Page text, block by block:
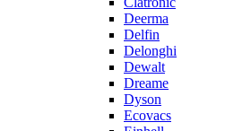
Deerma
Delfin
Delonghi
Dewalt
Dreame
Dyson
Ecovacs